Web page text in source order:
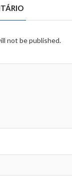
not be published.